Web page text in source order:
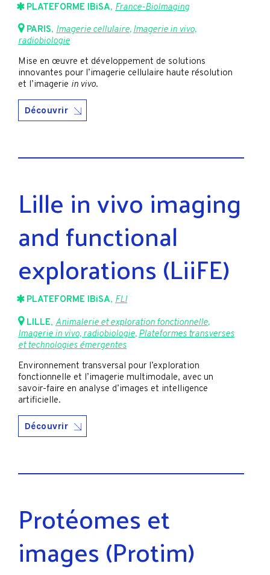
PLATEFORME IBiSA, France-BioImaging
PARIS, Imagerie cellulaire, Imagerie in vivo,
radiobiologie
Mise en œuvre et développement de solutions
innovantes pour l’imagerie cellulaire haute résolution
et l’imagerie in vivo.
Découvrir
Lille in vivo imaging
and functional
explorations (LiiFE)
PLATEFORME IBiSA, FLI
LILLE, Animalerie et exploration fonctionnelle,
Imagerie in vivo, radiobiologie, Plateformes transverses
et technologies émergentes
Environnement transversal pour l’exploration
fonctionnelle et l’imagerie multimodale, avec un
savoir-faire en analyse d’images et intelligence
artificielle.
Découvrir
Protéomes et
images (Protim)